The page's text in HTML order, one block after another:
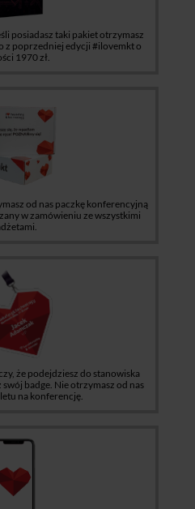
posiadasz taki pakiet otrzymasz
z poprzedniej edycji #ilovemkt o
1970 zł.
od nas paczkę konferencyjną
w zamówieniu ze wszystkimi
że podejdziesz do stanowiska
badge. Nie otrzymasz od nas
na konferencję.